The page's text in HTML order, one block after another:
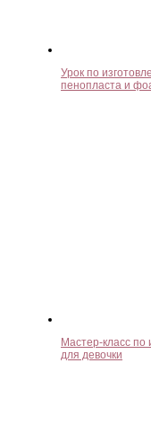
Урок по
пенопласта и
Мастер-класс по
для девочки